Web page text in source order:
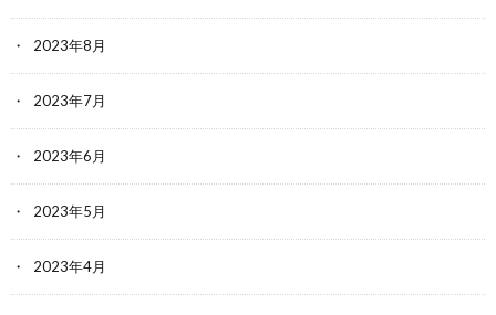
2023年8月
2023年7月
2023年6月
2023年5月
2023年4月